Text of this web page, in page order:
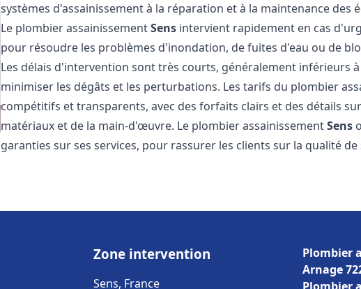
systèmes d'assainissement à la réparation et à la maintenance des
Le plombier assainissementSens intervient rapidement en cas
pour résoudre les problèmes d'inondation, de fuites d'eau ou de
Les délais d'intervention sont très courts, généralement inférieurs
minimiser les dégâts et les perturbations. Les tarifs du plombier
compétitifs et transparents, avec des forfaits clairs et des détails
matériaux et de la main-d'œuvre. Le plombier assainissementSens
garanties sur ses services, pour rassurer les clients sur la qualité de
Zone intervention
Sens, France
Plombier
Arnage